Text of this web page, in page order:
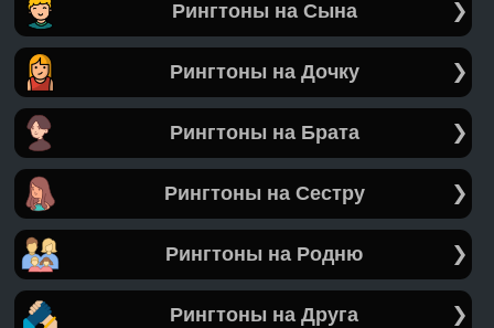
Рингтоны на Сына
Рингтоны на Дочку
Рингтоны на Брата
Рингтоны на Сестру
Рингтоны на Родню
Рингтоны на Друга